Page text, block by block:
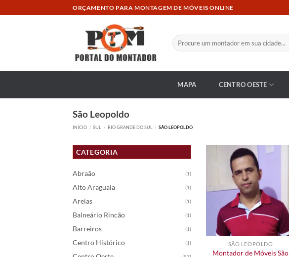
to
ORÇAMENTO PARA MONTAGEM DE MÓVEIS ONLINE
Pesquisar
por:
MAPA CENTRO OESTE
São Leopoldo
INÍCIO / SUL / RIO GRANDE DO SUL / SÃO LEOPOLDO
CATEGORIA
Abraão (1)
Alto Araguaia (1)
Areias (1)
Balneário Rincão (1)
Barreiros (1)
Centro Histórico (1) SÃO LEOPOLDO
Montador de Móveis São